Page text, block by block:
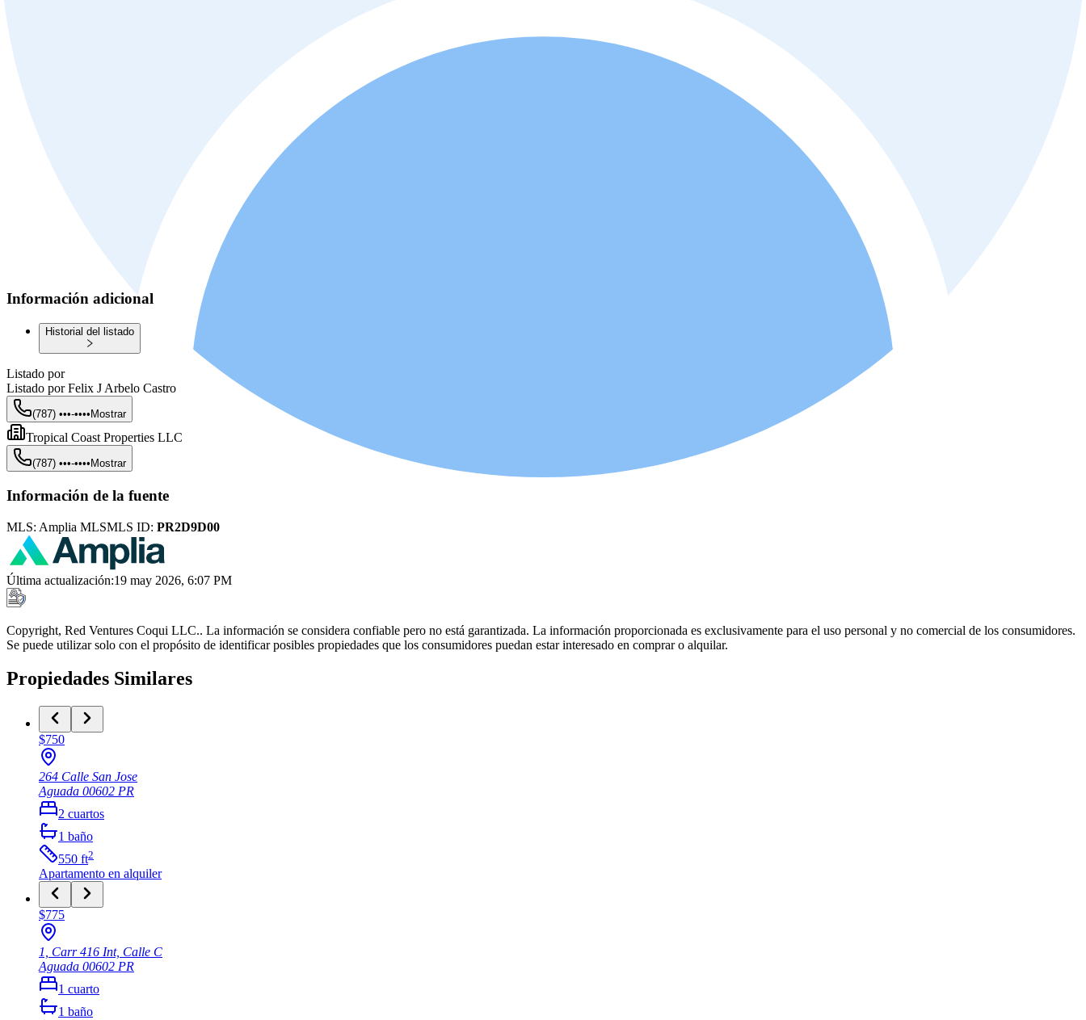
Información adicional
Historial del listado
Listado por
Listado por Felix J Arbelo Castro
(787) •••-•••• Mostrar
Tropical Coast Properties LLC
(787) •••-•••• Mostrar
Información de la fuente
MLS: Amplia MLSMLS ID: PR2D9D00
Última actualización:19 may 2026, 6:07 PM
Copyright, Red Ventures Coqui LLC.. La información se considera confiable pero no está garantizada. La información proporcionada es exclusivamente para el uso personal y no comercial de los consumidores.
Se puede utilizar solo con el propósito de identificar posibles propiedades que los consumidores puedan estar interesado en comprar o alquilar.
Propiedades Similares
$750
264 Calle San Jose
Aguada 00602 PR
2 cuartos
1 baño
550 ft2
Apartamento en alquiler
$775
1, Carr 416 Int, Calle C
Aguada 00602 PR
1 cuarto
1 baño